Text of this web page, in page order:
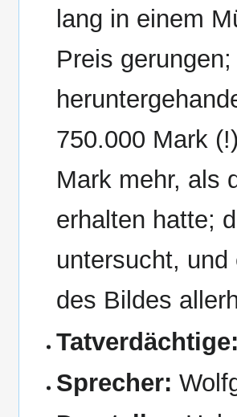
lang in einem
Preis
750.000 Mark
Mark mehr, als
erhalten hatte;
untersucht,
des Bildes
Sprecher: